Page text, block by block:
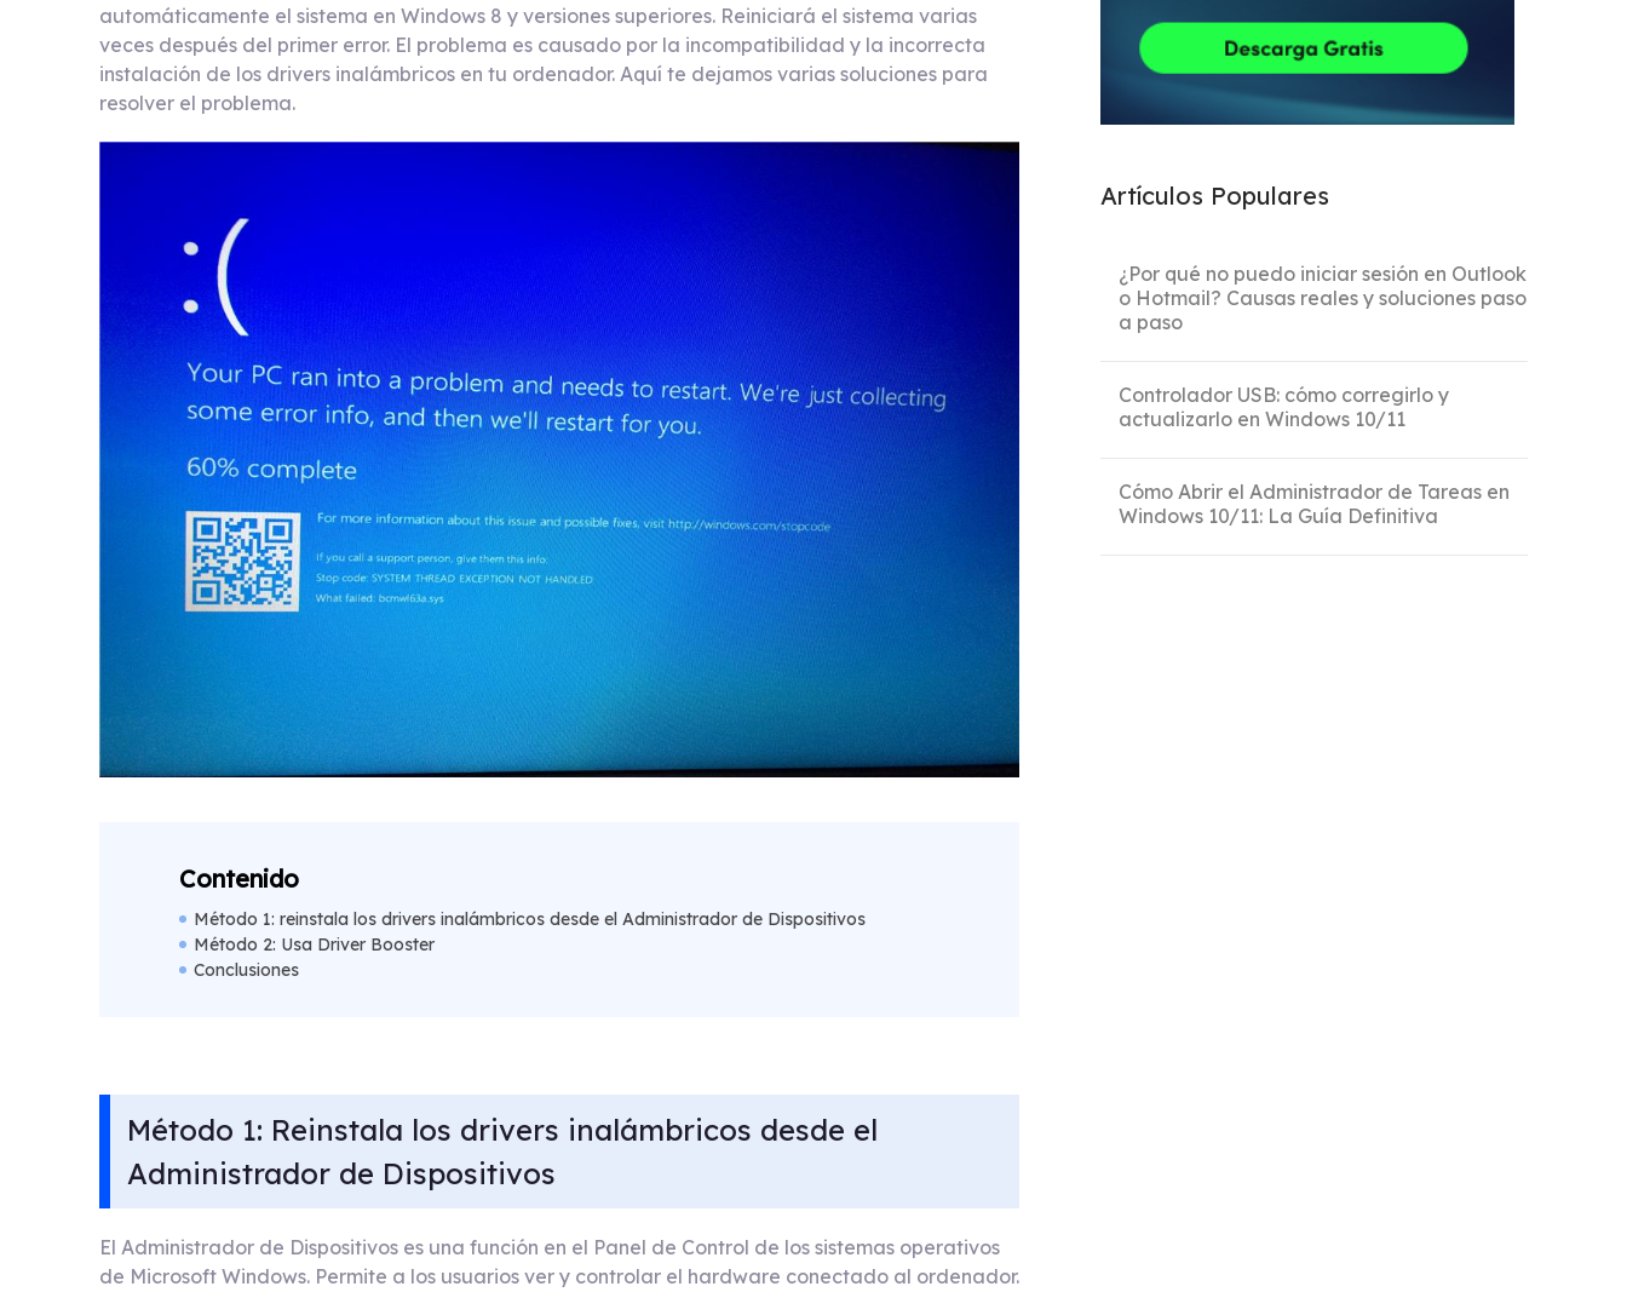
automáticamente el sistema en Windows 8 y versiones superiores. Reiniciará el sistema varias
veces después del primer error. El problema es causado por la incompatibilidad y la incorrecta
instalación de los drivers inalámbricos en tu ordenador. Aquí te dejamos varias soluciones para
resolver el problema.
Contenido
Método 1: reinstala los drivers inalámbricos desde el Administrador de Dispositivos
Método 2: Usa Driver Booster
Conclusiones
Método 1: Reinstala los drivers inalámbricos desde el
Administrador de Dispositivos
El Administrador de Dispositivos es una función en el Panel de Control de los sistemas operativos
de Microsoft Windows. Permite a los usuarios ver y controlar el hardware conectado al ordenador.
Artículos Populares
¿Por qué no puedo iniciar sesión en Outlook
o Hotmail? Causas reales y soluciones paso
a paso
Controlador USB: cómo corregirlo y
actualizarlo en Windows 10/11
Cómo Abrir el Administrador de Tareas en
Windows 10/11: La Guía Definitiva